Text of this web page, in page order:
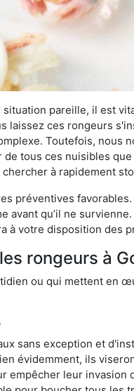
pareille, il est
laissez ces rongeurs
Toutefois,
tous ces nuisibles
à rapidement
préventives
avant qu’il ne
à votre disposition des
rongeurs à
ou qui mettent en
sans exception et
évidemment, ils
leur